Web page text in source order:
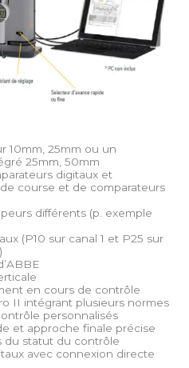
10mm, 25mm ou un
25mm, 50mm
digitaux et
course et de comparateurs
différents (p. exemple
(P10 sur canal 1 et P25 sur
en cours de contrôle
II intégrant plusieurs normes
personnalisés
et approche finale précise
du statut du contrôle
avec connexion directe